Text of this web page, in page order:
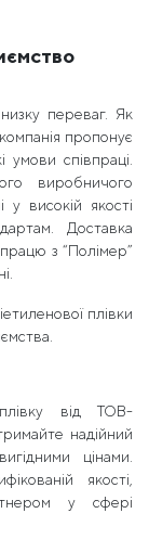
переваг. Як
пропонує
умови співпраці.
виробничого
високій якості
Доставка
з “Полімер”
плівки
від ТОВ-
надійний
цінами.
якості,
у сфері